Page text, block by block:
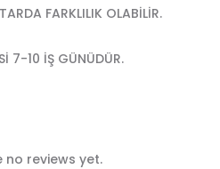
FARKLILIK OLABİLİR.
7-10 İŞ GÜNÜDÜR.
no reviews yet.